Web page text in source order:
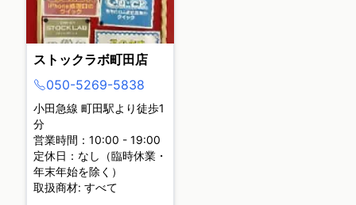
ストックラボ町田店
050-5269-5838
小田急線 町田駅より徒歩1
分
営業時間：10:00 - 19:00
定休日：なし（臨時休業・
年末年始を除く）
取扱商材: すべて